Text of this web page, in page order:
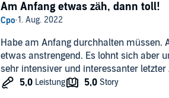
Habe am Anfang durchhalten müssen.
etwas anstrengend. Es lohnt sich aber
sehr intensiver und interessanter
Am Anfang etwas zäh, dann toll!